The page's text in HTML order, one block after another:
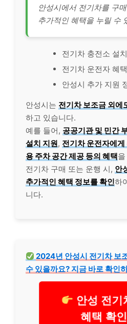
안성시에서 전기차를 구
추가적인 혜택을 누릴 수
전기차 충전소 설
전기차 운전자 혜택
안성시 추가 지원
안성시는 전기차 보조금 외에
하고 있습니다.
예를 들어, 공공기관 및 민간
설치 지원, 전기차 운전자에게
용 주차 공간 제공 등의 혜택
전기차 구매 또는 운행 시, 안
추가적인 혜택 정보를 확인하
니다.
2024년 안성시 전기차 보
수 있을까요? 지금 바로 확인
안성 전기
혜택 확